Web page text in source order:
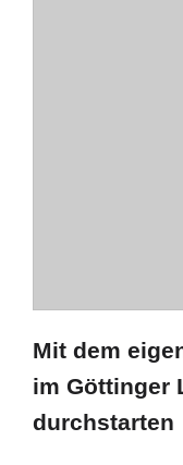
Mit dem
im Göttinger
durchstarten